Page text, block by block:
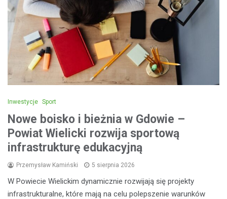
Inwestycje Sport
Nowe boisko i bieżnia w Gdowie –
Powiat Wielicki rozwija sportową
infrastrukturę edukacyjną
Przemysław Kamiński 5 sierpnia 2026
W Powiecie Wielickim dynamicznie rozwijają się projekty
infrastrukturalne, które mają na celu polepszenie warunków